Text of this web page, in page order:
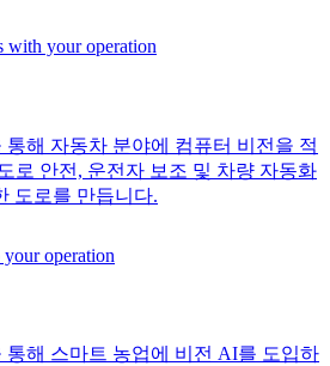
통해 자동차 분야에 컴퓨터 비전을 적
로 안전, 운전자 보조 및 차량 자동화
도로를 만듭니다.
통해 스마트 농업에 비전 AI를 도입하